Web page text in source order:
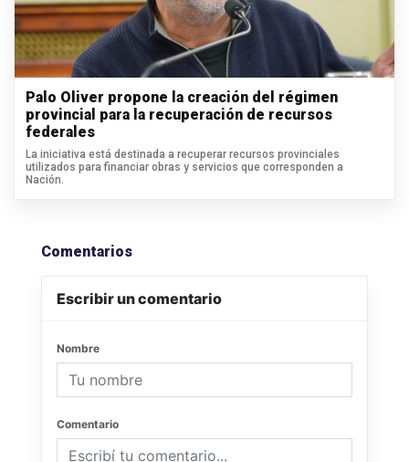
Palo Oliver propone la creación del régimen
provincial para la recuperación de recursos
federales
La iniciativa está destinada a recuperar recursos provinciales
utilizados para financiar obras y servicios que corresponden a
Nación.
Comentarios
Escribir un comentario
Nombre
Comentario